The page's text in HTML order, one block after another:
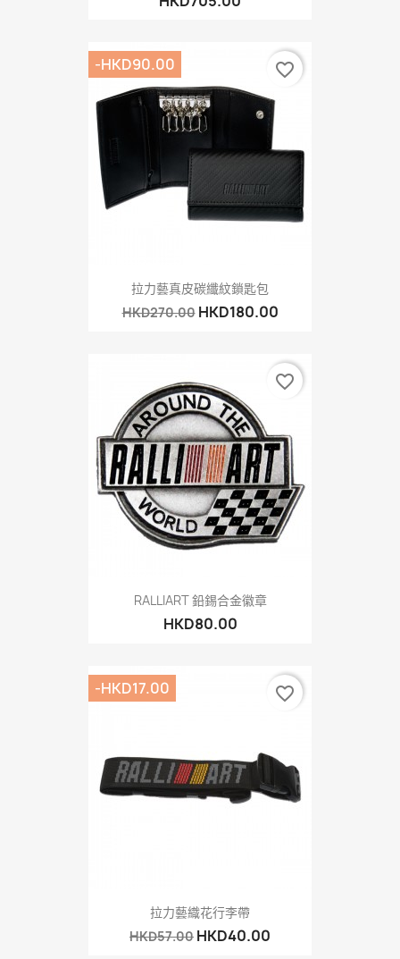
拉力藝真皮碳纖紋鎖匙包
HKD270.00 HKD180.00
-HKD90.00 favorite_border
RALLIART 鉛錫合金徽章
HKD80.00
favorite_border
拉力藝織花行李帶
HKD57.00 HKD40.00
-HKD17.00 favorite_border